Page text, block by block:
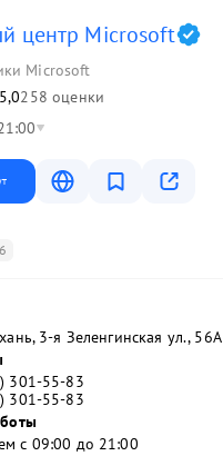
центр Microsoft
Microsoft
5,0258 оценки
3-я Зеленгинская ул., 56А
301-55-83
301-55-83
с 09:00 до 21:00